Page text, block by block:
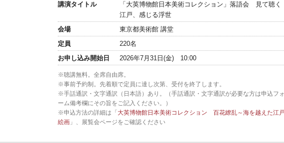
講演タイトル
「大英博物館日本美術コレクション」落語会 見て聴く
江戸、感じる浮世
会場
東京都美術館 講堂
定員
220名
お申し込み開始日
2026年7月31日(金) 10:00
※聴講無料。全席自由席。
※事前予約制。先着順で定員に達し次第、受付を終了します。
※手話通訳・文字通訳（日本語）あり。（手話通訳・文字通訳が必要な方は申込フ
ーム備考欄にその旨をご記入ください。）
※申込方法の詳細は「 大英博物館日本美術コレクション 百花繚乱～海を越えた江
絵画 」、展覧会ページをご確認ください